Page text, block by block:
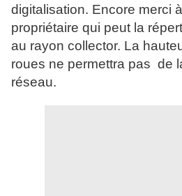
digitalisation. Encore merci
propriétaire qui peut la
au rayon collector. La
roues ne permettra pas de
réseau.